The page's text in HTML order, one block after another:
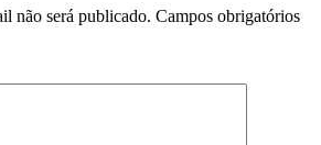
não será publicado. Campos obrigatórios